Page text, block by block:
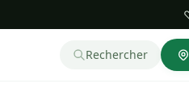
Rechercher